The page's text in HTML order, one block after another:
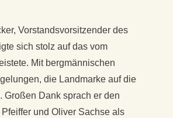
Vorstandsvorsitzender des
sich stolz auf das vom
Mit bergmännischen
die Landmarke auf die
Großen Dank sprach er den
und Oliver Sachse als